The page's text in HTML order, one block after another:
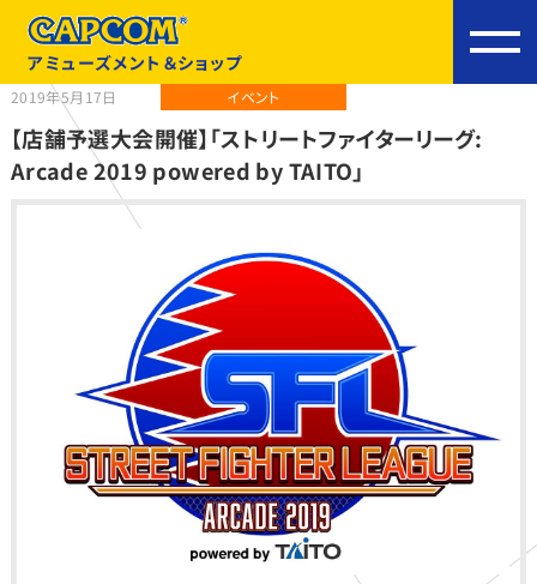
アミューズメント＆ショップ
2019年5月17日 イベント
【店舗予選大会開催】「ストリートファイターリーグ:
Arcade 2019 powered by TAITO」